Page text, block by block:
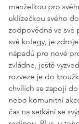
manželkou pro
uklízečkou svého
zodpovědná ve své
své kolegy, je
nápadů pro nové
zvládne, ještě
rozveze je do
chvílích se zapojí
nebo komunitní
čas na setkání se